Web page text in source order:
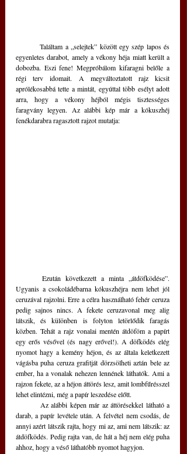
	Találtam a „selejtek” között egy szép lapos és
egyenletes darabot, amely a vékony héja miatt került a
dobozba. Eszi fene! Megpróbálom kifaragni belőle a
régi terv idomait. A megváltoztatott rajz kicsit
aprólékosabbá tette a mintát, egyúttal több esélyt adott
arra, hogy a vékony héjból mégis tisztességes
faragvány legyen. Az alábbi kép már a kókuszhéj
fenékdarabra ragasztott rajzot mutatja:
Ugyanis a csokoládébarna kókuszhéjra nem lehet jól
ceruzával rajzolni. Erre a célra használható fehér ceruza
pedig sajnos nincs. A fekete ceruzavonal meg alig
látszik, és különben is folyton letörlődik faragás
közben. Tehát a rajz vonalai mentén átdöföm a papírt
egy erős vésővel (és nagy erővel!). A döfködés elég
nyomot hagy a kemény héjon, és az általa keletkezett
vágásba puha ceruza grafitját dörzsölheti aztán bele az
ember, ha a vonalak nehezen lennének láthatók. Ami a
rajzon fekete, az a héjon áttörés lesz, amit lombfűrésszel
lehet elintézni, még a papír leszedése előtt.
darab, a papír levétele után. A felvétel nem csodás, de
annyi azért látszik rajta, hogy mi az, ami nem látszik: az
átdöfködés. Pedig rajta van, de hát a héj nem elég puha
ahhoz, hogy a véső láthatóbb nyomot hagyjon.